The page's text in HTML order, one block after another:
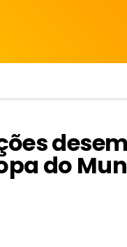
do